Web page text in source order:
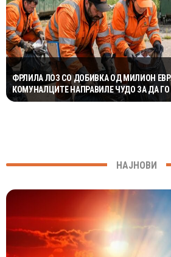
ФРЛИЛА ЛОЗ СО ДОБИВКА ОД МИЛИОН
КОМУНАЛЦИТЕ НАПРАВИЛЕ ЧУДО ЗА ДА
НАЈНОВИ